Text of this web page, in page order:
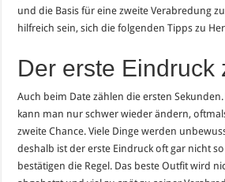
und die Basis für eine zweite Verabredung
hilfreich sein, sich die folgenden Tipps zu
Der erste Eindruck
Auch beim Date zählen die ersten
kann man nur schwer wieder ändern,
zweite Chance. Viele Dinge werden
deshalb ist der erste Eindruck oft gar nicht
bestätigen die Regel. Das beste Outfit wird